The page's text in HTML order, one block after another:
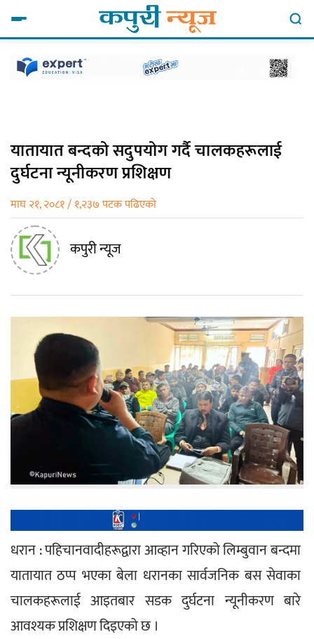
यातायात बन्दको सदुपयोग गर्दै चालकहरूलाई
दुर्घटना न्यूनीकरण प्रशिक्षण
माघ २१, २०८१ / १,२३७ पटक पढिएको
कपुरी न्यूज
धरान : पहिचानवादीहरूद्वारा आव्हान गरिएको लिम्बुवान बन्दमा
यातायात ठप्प भएका बेला धरानका सार्वजनिक बस सेवाका
चालकहरूलाई आइतबार सडक दुर्घटना न्यूनीकरण बारे
आवश्यक प्रशिक्षण दिइएको छ ।